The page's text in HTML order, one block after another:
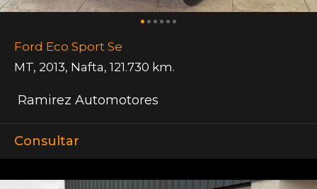
Ford Eco Sport Se
MT, 2013, Nafta, 121.730 km.
Ramirez Automotores
Consultar